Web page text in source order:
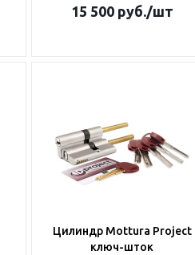
15 500руб./шт
Цилиндр Mottura Project
ключ-шток